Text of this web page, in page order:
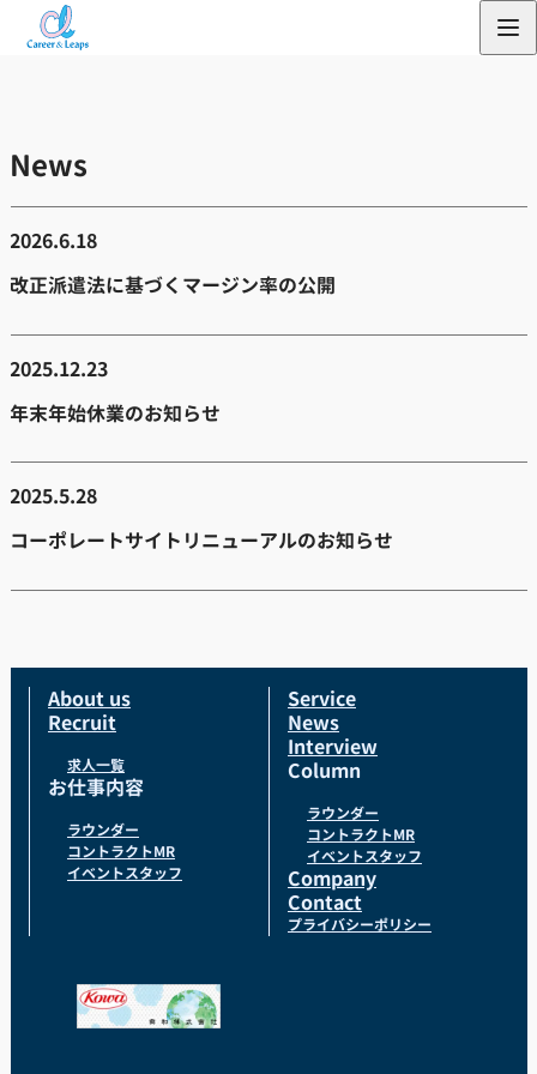
キ
News
2026.6.18
改正派遣法に基づくマージン率の公開
2025.12.23
年末年始休業のお知らせ
2025.5.28
コーポレートサイトリニューアルのお知らせ
About us
Recruit
求人一覧
お仕事内容
ラウンダー
コントラクトMR
イベントスタッフ
Service
News
Interview
Column
ラウンダー
コントラクトMR
イベントスタッフ
Company
Contact
プライバシーポリシー